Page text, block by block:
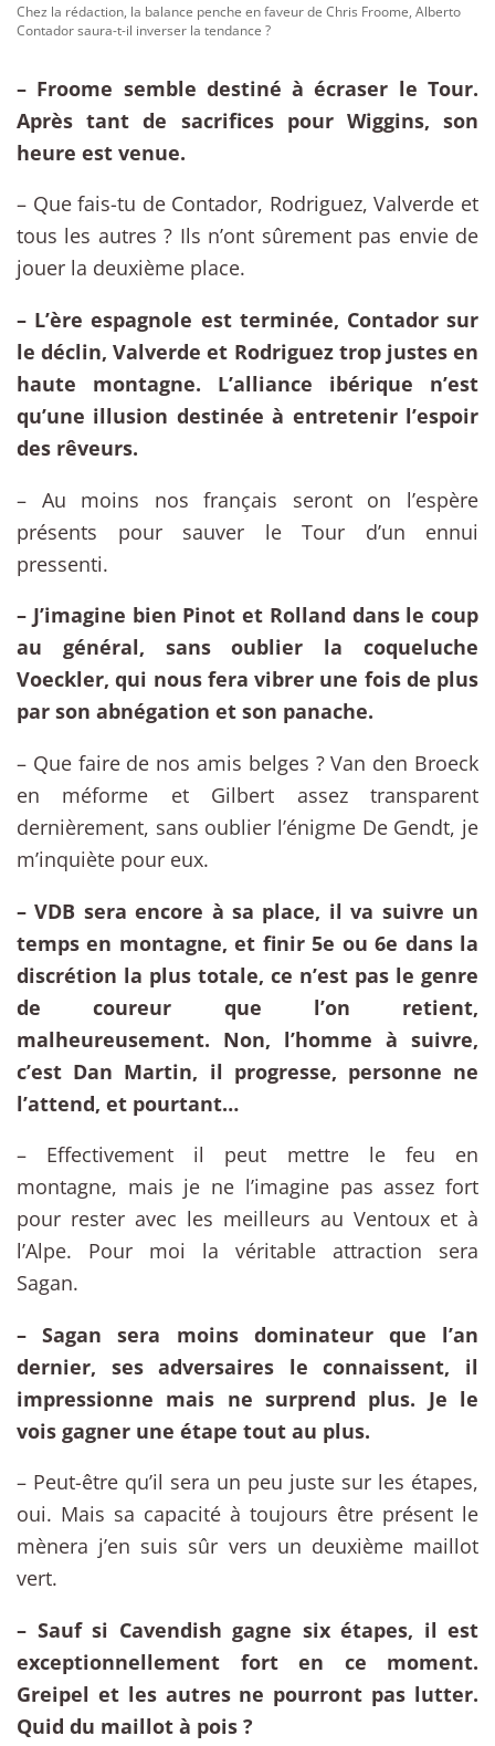
Chez la rédaction, la balance penche en faveur de Chris Froome, Alberto
Contador saura-t-il inverser la tendance ?
– Froome semble destiné à écraser le Tour.
Après tant de sacrifices pour Wiggins, son
heure est venue.
– Que fais-tu de Contador, Rodriguez, Valverde et
tous les autres ? Ils n’ont sûrement pas envie de
jouer la deuxième place.
– L’ère espagnole est terminée, Contador sur
le déclin, Valverde et Rodriguez trop justes en
haute montagne. L’alliance ibérique n’est
qu’une illusion destinée à entretenir l’espoir
des rêveurs.
– Au moins nos français seront on l’espère
présents pour sauver le Tour d’un ennui
pressenti.
– J’imagine bien Pinot et Rolland dans le coup
au général, sans oublier la coqueluche
Voeckler, qui nous fera vibrer une fois de plus
par son abnégation et son panache.
– Que faire de nos amis belges ? Van den Broeck
en méforme et Gilbert assez transparent
dernièrement, sans oublier l’énigme De Gendt, je
m’inquiète pour eux.
– VDB sera encore à sa place, il va suivre un
temps en montagne, et finir 5e ou 6e dans la
discrétion la plus totale, ce n’est pas le genre
de coureur que l’on retient,
malheureusement. Non, l’homme à suivre,
c’est Dan Martin, il progresse, personne ne
l’attend, et pourtant…
– Effectivement il peut mettre le feu en
montagne, mais je ne l’imagine pas assez fort
pour rester avec les meilleurs au Ventoux et à
l’Alpe. Pour moi la véritable attraction sera
Sagan.
– Sagan sera moins dominateur que l’an
dernier, ses adversaires le connaissent, il
impressionne mais ne surprend plus. Je le
vois gagner une étape tout au plus.
– Peut-être qu’il sera un peu juste sur les étapes,
oui. Mais sa capacité à toujours être présent le
mènera j’en suis sûr vers un deuxième maillot
vert.
– Sauf si Cavendish gagne six étapes, il est
exceptionnellement fort en ce moment.
Greipel et les autres ne pourront pas lutter.
Quid du maillot à pois ?